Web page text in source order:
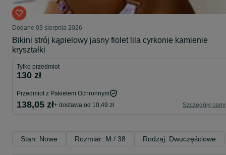
Dodane 03 sierpnia 2026
Bikini strój kąpielowy jasny fiolet lila cyrkonie kamienie
kryształki
Tylko przedmiot
130 zł
Przedmiot z Pakietem Ochronnym
138,05 zł+ dostawa od 10,49 zł Szczegóły ceny
Stan: Nowe Rozmiar: M / 38 Rodzaj: Dwuczęściowe